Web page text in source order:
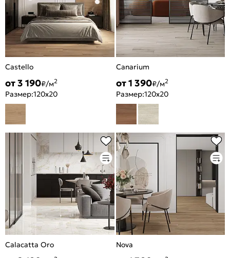
Castello
от 3 190₽/м2
Размер:120x20
Canarium
от 1 390₽/м2
Размер:120x20
Calacatta Oro Nova